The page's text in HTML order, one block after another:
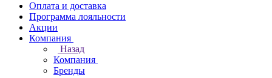
Оплата и доставка
Программа лояльности
Акции
Компания
Назад
Компания
Бренды